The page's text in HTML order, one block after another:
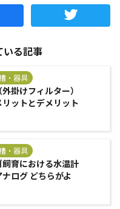
いる記事
・器具
掛けフィルター）
ットとデメリット
・器具
育における水温計
ログ どちらがよ